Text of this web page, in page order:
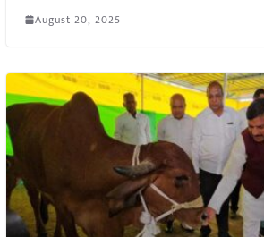
August 20, 2025